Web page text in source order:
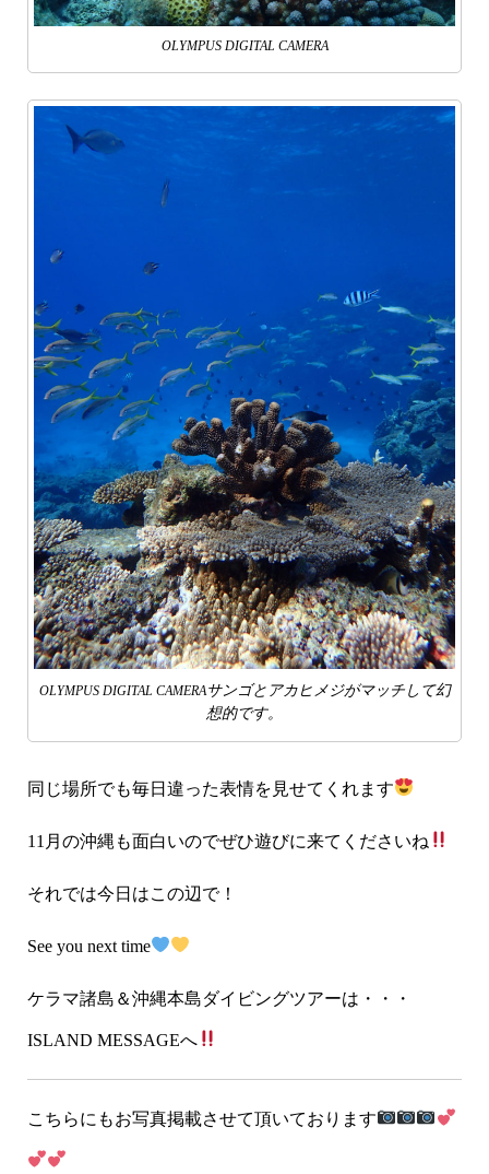
OLYMPUS DIGITAL CAMERA
OLYMPUS DIGITAL CAMERAサンゴとアカヒメジがマッチして幻
想的です。
同じ場所でも毎日違った表情を見せてくれます
11月の沖縄も面白いのでぜひ遊びに来てくださいね
それでは今日はこの辺で！
See you next time
ケラマ諸島＆沖縄本島ダイビングツアーは・・・
ISLAND MESSAGEへ
こちらにもお写真掲載させて頂いております